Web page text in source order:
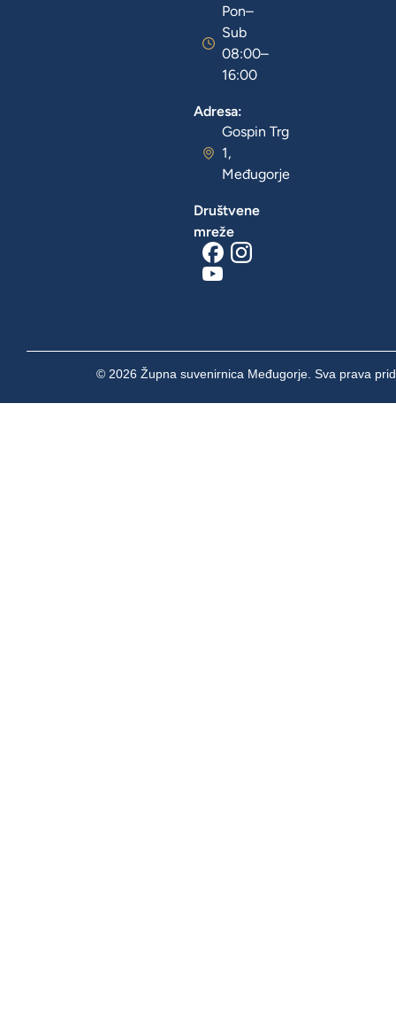
Pon–
Sub
08:00–
16:00
Adresa:
Gospin Trg
1,
Međugorje
Društvene
mreže
© 2026 Župna suvenirnica Međugorje. Sva prava